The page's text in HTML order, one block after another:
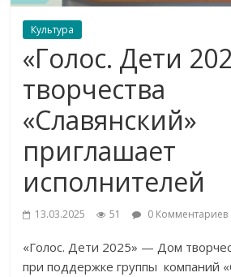
Культура
«Голос. Дети
творчества
«Славянский»
приглашает
исполнителей
13.03.2025 51 0 Комментариев
«Голос. Дети 2025» — Дом
при поддержке группы компаний